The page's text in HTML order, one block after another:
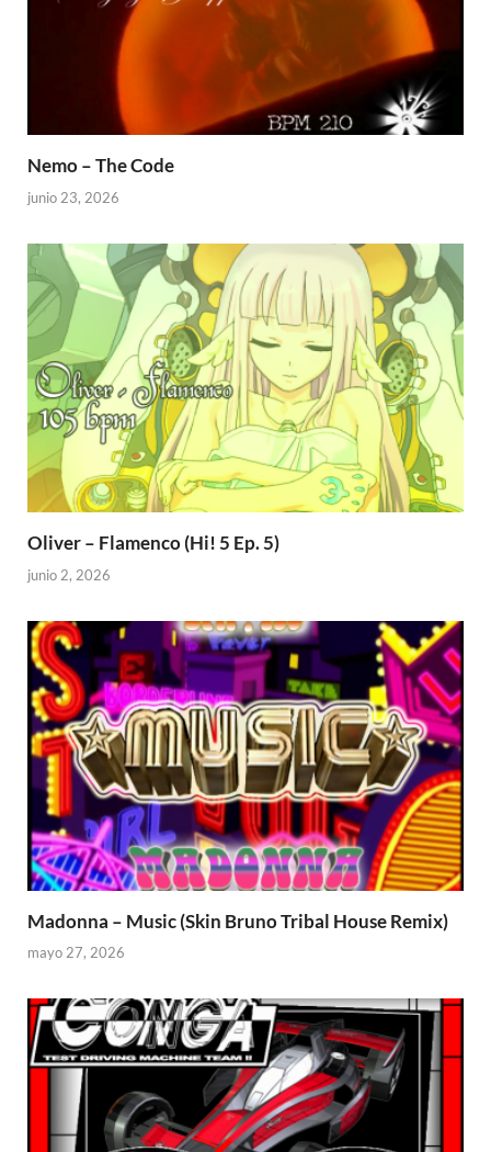
Nemo – The Code
junio 23, 2026
Oliver – Flamenco (Hi! 5 Ep. 5)
junio 2, 2026
Madonna – Music (Skin Bruno Tribal House Remix)
mayo 27, 2026